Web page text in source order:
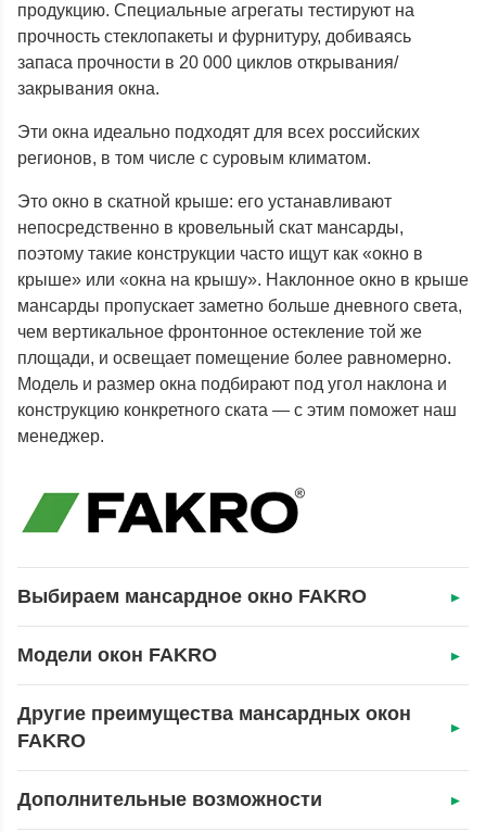
продукцию. Специальные агрегаты тестируют на
прочность стеклопакеты и фурнитуру, добиваясь
запаса прочности в 20 000 циклов открывания/
закрывания окна.
Эти окна идеально подходят для всех российских
регионов, в том числе с суровым климатом.
Это окно в скатной крыше: его устанавливают
непосредственно в кровельный скат мансарды,
поэтому такие конструкции часто ищут как «окно в
крыше» или «окна на крышу». Наклонное окно в крыше
мансарды пропускает заметно больше дневного света,
чем вертикальное фронтонное остекление той же
площади, и освещает помещение более равномерно.
Модель и размер окна подбирают под угол наклона и
конструкцию конкретного ската — с этим поможет наш
менеджер.
Выбираем мансардное окно FAKRO
Модели окон FAKRO
Другие преимущества мансардных окон
FAKRO
Дополнительные возможности